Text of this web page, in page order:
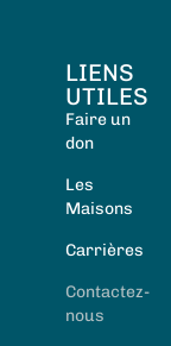
LIENS
UTILES
Faire un
don
Les
Maisons
Carrières
Contactez-
nous